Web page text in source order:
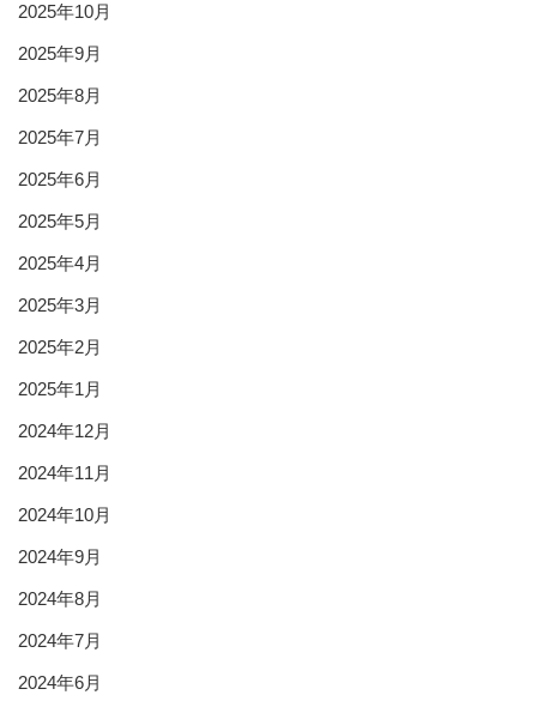
2025年10月
2025年9月
2025年8月
2025年7月
2025年6月
2025年5月
2025年4月
2025年3月
2025年2月
2025年1月
2024年12月
2024年11月
2024年10月
2024年9月
2024年8月
2024年7月
2024年6月